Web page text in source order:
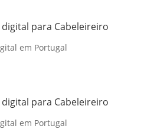
para Cabeleireiro
em Portugal
para Cabeleireiro
em Portugal